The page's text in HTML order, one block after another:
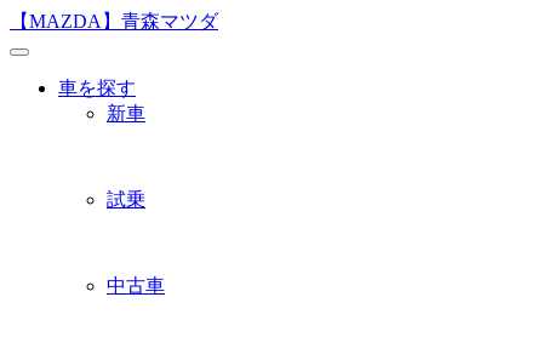
Skip
content
【MAZDA】青森マツダ
車を探す
新車
試乗
中古車